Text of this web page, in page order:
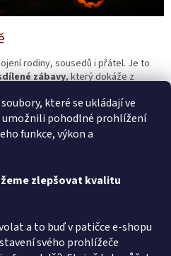
které se ukládají ve
pohodlné prohlížení
funkce, výkon a
zlepšovat kvalitu
a to buď v patičce e-shopu
svého prohlížeče
rodiny, sousedů i přátel. Je to
zábavy, který dokáže z
i u nás.
Autor článku: Katerina Kralova
recenzí